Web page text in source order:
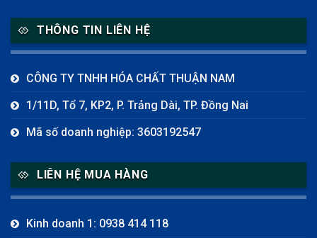
THÔNG TIN LIÊN HỆ
CÔNG TY TNHH HÓA CHẤT THUẬN NAM
1/11D, Tổ 7, KP2, P. Trảng Dài, TP. Đồng Nai
Mã số doanh nghiệp: 3603192547
LIÊN HỆ MUA HÀNG
Kinh doanh 1: 0938 414 118